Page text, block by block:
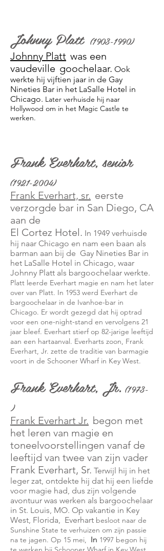
Johnny Platt (1903-1990)
Johnny Platt was een
vaudeville goochelaar. Ook
werkte hij vijftien jaar in de Gay
Nineties Bar in het LaSalle Hotel in
Chicago. Later verhuisde hij naar
Hollywood om in het Magic Castle te
werken.
Frank Everhart, senior
(1921-2004)
Frank Everhart, sr. eerste
verzorgde bar in San Diego, CA
aan de
El Cortez Hotel. In 1949 verhuisde
hij naar Chicago en nam een baan als
barman aan bij de Gay Nineties Bar in
het LaSalle Hotel in Chicago, waar
Johnny Platt als bargoochelaar werkte.
Platt leerde Everhart magie en nam het later
over van Platt. In 1953 werd Everhart de
bargoochelaar in de Ivanhoe-bar in
Chicago. Er wordt gezegd dat hij optrad
voor een one-night-stand en vervolgens 21
jaar bleef. Everhart stierf op 82-jarige leeftijd
aan een hartaanval. Everharts zoon, Frank
Everhart, Jr. zette de traditie van barmagie
voort in de Schooner Wharf in Key West.
Frank Everhart, Jr. (1973-
)
Frank Everhart Jr. begon met
het leren van magie en
toneelvoorstellingen vanaf de
leeftijd van twee van zijn vader
Frank Everhart, Sr. Terwijl hij in het
leger zat, ontdekte hij dat hij een liefde
voor magie had, dus zijn volgende
avontuur was werken als bargoochelaar
in St. Louis, MO. Op vakantie in Key
West, Florida, Everhart besloot naar de
Sunshine State te verhuizen om zijn passie
na te jagen. Op 15 mei, In 1997 begon hij